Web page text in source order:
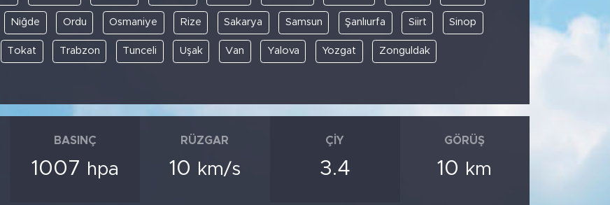
Niğde Ordu Osmaniye Rize Sakarya Samsun Şanlıurfa Siirt Sinop
Tokat Trabzon Tunceli Uşak Van Yalova Yozgat Zonguldak
BASINÇ
1007 hpa
RÜZGAR
10 km/s
ÇIY
3.4
GÖRÜŞ
10 km